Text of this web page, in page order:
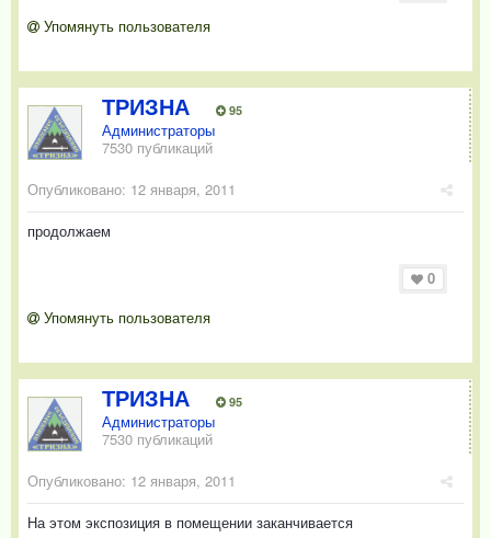
Упомянуть пользователя
ТРИЗНА 95
Администраторы
7530 публикаций
Опубликовано: 12 января, 2011
продолжаем
0
Упомянуть пользователя
ТРИЗНА 95
Администраторы
7530 публикаций
Опубликовано: 12 января, 2011
На этом экспозиция в помещении заканчивается